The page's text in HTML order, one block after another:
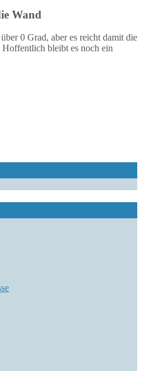
Wand
0 Grad, aber es reicht damit die
bleibt es noch ein